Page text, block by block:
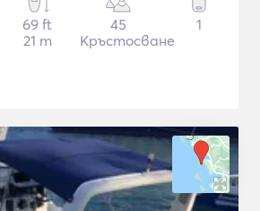
69 ft
21 m
45
Кръстосване
1